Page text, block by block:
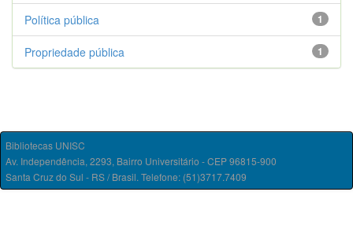
1
Política pública
1
Propriedade pública
Bibliotecas UNISC
Av. Independência, 2293, Bairro Universitário - CEP 96815-900
Santa Cruz do Sul - RS / Brasil. Telefone: (51)3717.7409